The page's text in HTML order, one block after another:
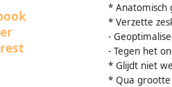
* Anatomisch
* Verzette
-
- Tegen het
* Glijdt niet
* Qua grootte